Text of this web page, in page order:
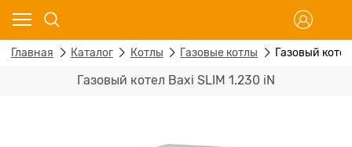
Главная Каталог Котлы Газовые котлы Газовый
Газовый котел Baxi SLIM 1.230 iN